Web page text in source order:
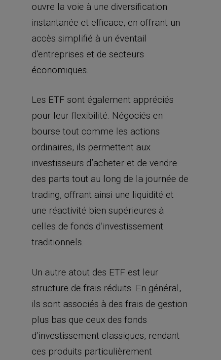
ouvre la voie à une diversification
instantanée et efficace, en offrant un
accès simplifié à un éventail
d’entreprises et de secteurs
économiques.
Les ETF sont également appréciés
pour leur flexibilité. Négociés en
bourse tout comme les actions
ordinaires, ils permettent aux
investisseurs d’acheter et de vendre
des parts tout au long de la journée de
trading, offrant ainsi une liquidité et
une réactivité bien supérieures à
celles de fonds d’investissement
traditionnels.
Un autre atout des ETF est leur
structure de frais réduits. En général,
ils sont associés à des frais de gestion
plus bas que ceux des fonds
d’investissement classiques, rendant
ces produits particulièrement